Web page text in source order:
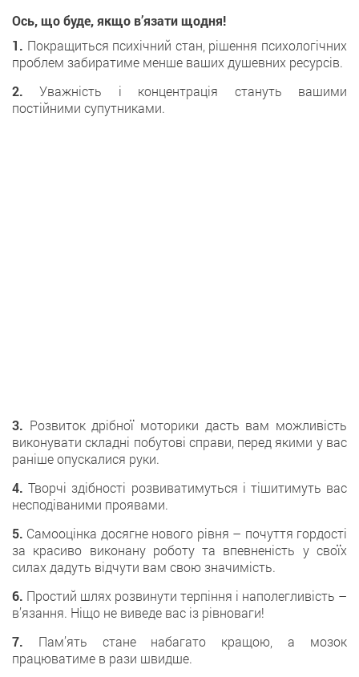
Ось, що буде, якщо в’язати щодня!
1. Покращиться психічний стан, рішення психологічних
проблем забиратиме менше ваших душевних ресурсів.
2. Уважність і концентрація стануть вашими
постійними супутниками.
3. Розвиток дрібної моторики дасть вам можливість
виконувати складні побутові справи, перед якими у вас
раніше опускалися руки.
4. Творчі здібності розвиватимуться і тішитимуть вас
несподіваними проявами.
5. Самооцінка досягне нового рівня – почуття гордості
за красиво виконану роботу та впевненість у своїх
силах дадуть відчути вам свою значимість.
6. Простий шлях розвинути терпіння і наполегливість –
в’язання. Ніщо не виведе вас із рівноваги!
7. Пам’ять стане набагато кращою, а мозок
працюватиме в рази швидше.